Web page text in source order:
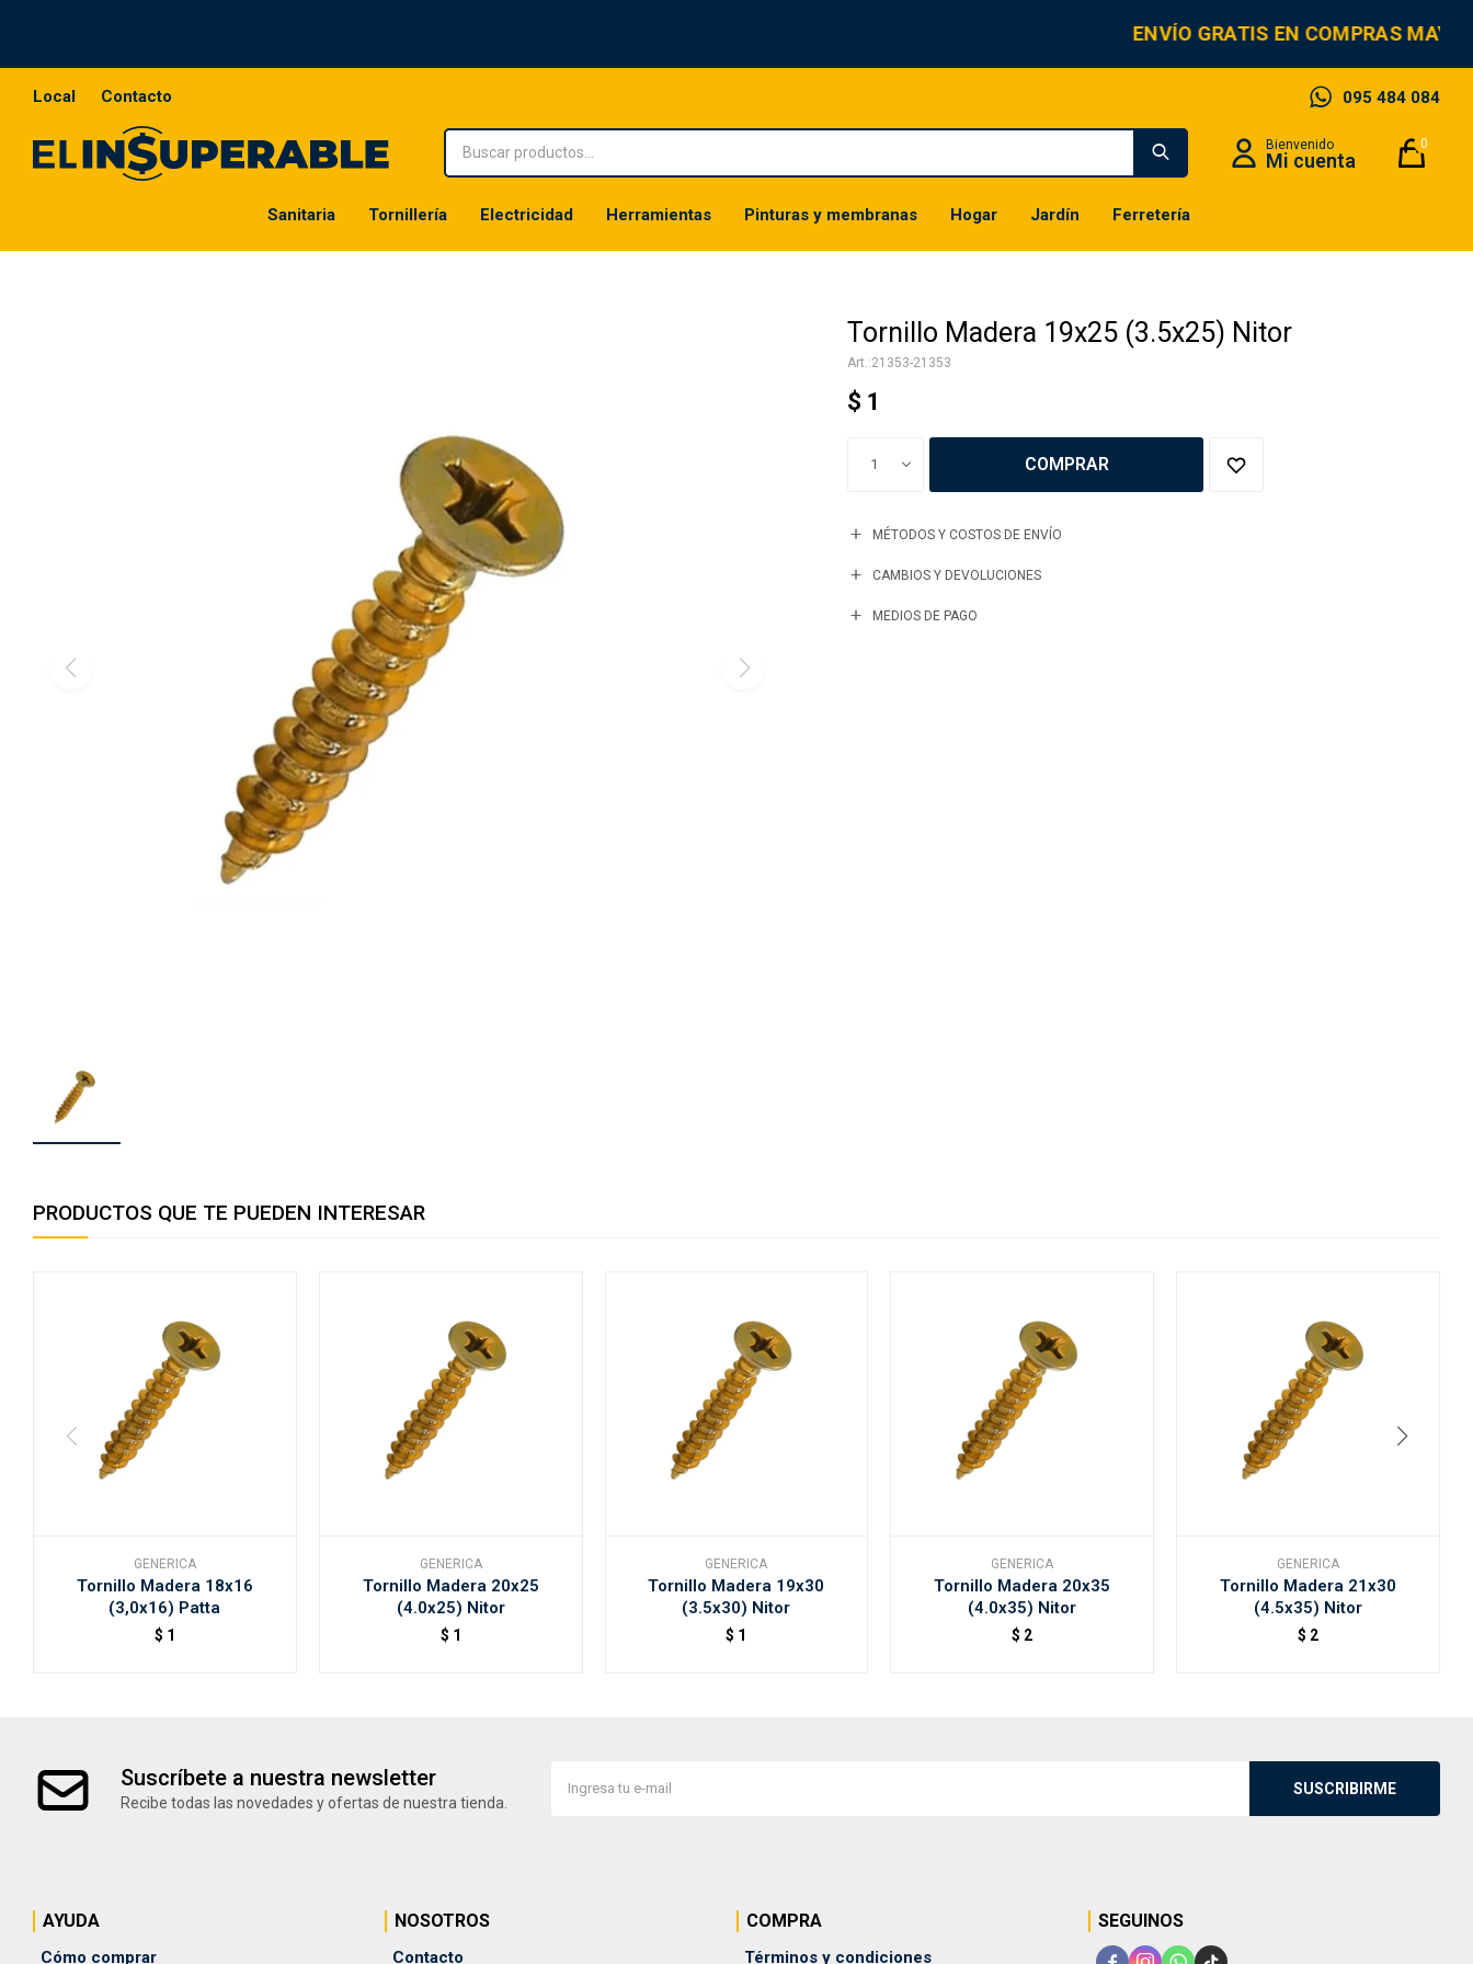
ENVÍO GRATIS EN COMPRAS
Sanitaria Tornillería Electricidad Herramientas Pinturas y membranas Hogar Jardín Ferretería
0
095 484 084
Local Contacto
Tornillo Madera 19x25 (3.5x25) Nitor
21353-21353
$ 1
1 COMPRAR
MÉTODOS Y COSTOS DE ENVÍO
CAMBIOS Y DEVOLUCIONES
MEDIOS DE PAGO
PRODUCTOS QUE TE PUEDEN INTERESAR
GENERICA
Tornillo Madera 18x16
(3,0x16) Patta
$ 1
GENERICA
Tornillo Madera 20x25
(4.0x25) Nitor
$ 1
GENERICA
Tornillo Madera 19x30
(3.5x30) Nitor
$ 1
GENERICA
Tornillo Madera 20x35
(4.0x35) Nitor
$ 2
GENERICA
Tornillo Madera 21x30
(4.5x35) Nitor
$ 2
Suscríbete a nuestra newsletter
Recibe todas las novedades y ofertas de nuestra tienda.
SUSCRIBIRME
AYUDA
Cómo comprar
NOSOTROS
Contacto
COMPRA
Términos y condiciones
SEGUINOS